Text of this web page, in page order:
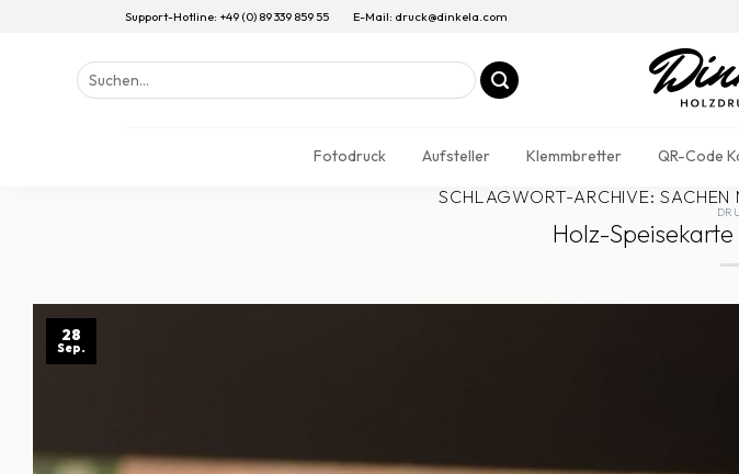
Support-Hotline: +49 (0) 89 339 859 55 E-Mail: druck@dinkela.com
Suchen
nach:
Fotodruck Aufsteller Klemmbretter QR-Code
SCHLAGWORT-ARCHIVE:SACHEN
Holz-
28
Sep.